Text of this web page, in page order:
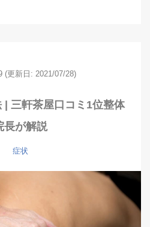
(更新日: 2021/07/28)
| 三軒茶屋口コミ1位整体
長が解説
症状